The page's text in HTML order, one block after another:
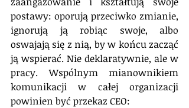
postawy: oporują przeciwko zmianie,
ignorują ją robiąc swoje, albo
oswajają się z nią, by w końcu zacząć
ją wspierać. Nie deklaratywnie, ale w
pracy. Wspólnym mianownikiem
komunikacji w całej organizacji
powinien być przekaz CEO: